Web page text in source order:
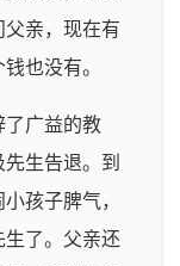
亲，现在有
也没有。
了广益的教
生告退。到
孩子脾气，
了。父亲还